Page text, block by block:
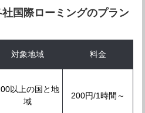
社国際ローミングのプラン
対象地域 料金
以上の国と地
域
200円/1時間～